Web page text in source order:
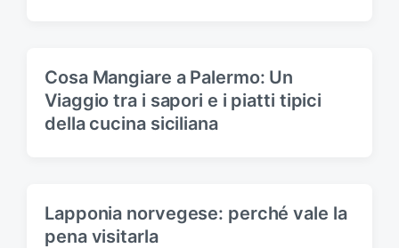
Cosa Mangiare a Palermo: Un
Viaggio tra i sapori e i piatti tipici
della cucina siciliana
Lapponia norvegese: perché vale la
pena visitarla